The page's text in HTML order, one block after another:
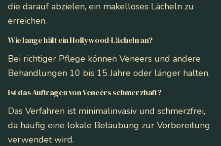
die darauf abzielen, ein makelloses Lächeln zu
erreichen.
Wie lange hält ein Hollywood-Lächeln an?
Bei richtiger Pflege können Veneers und andere
Behandlungen 10 bis 15 Jahre oder länger halten.
Ist das Auftragen von Veneers schmerzhaft?
Das Verfahren ist minimalinvasiv und schmerzfrei,
da häufig eine lokale Betäubung zur Vorbereitung
verwendet wird.